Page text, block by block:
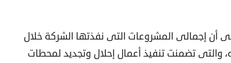
أن إجمالى المشروعات التى نفذتها الشركة خلال
777 مليون جنيه، والتى تضمنت تنفيذ أعمال إحلال وتجديد لمحطات